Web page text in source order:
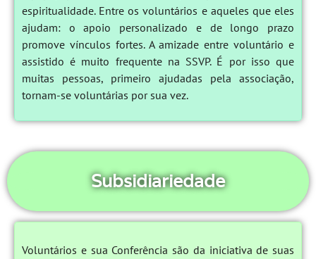
espiritualidade. Entre os voluntários e aqueles que eles
ajudam: o apoio personalizado e de longo prazo
promove vínculos fortes. A amizade entre voluntário e
assistido é muito frequente na SSVP. É por isso que
muitas pessoas, primeiro ajudadas pela associação,
tornam-se voluntárias por sua vez.
Subsidiariedade
Voluntários e sua Conferência são da iniciativa de suas